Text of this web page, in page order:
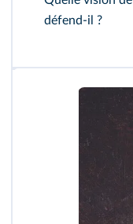
défend-il ?